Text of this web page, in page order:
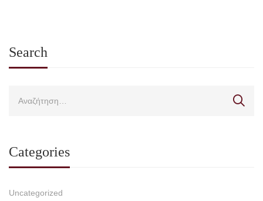
Search
Categories
Uncategorized